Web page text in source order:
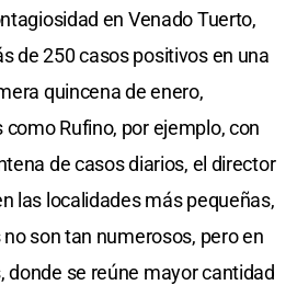
en Venado Tuerto,
de 250 casos positivos en una
quincena de enero,
Rufino, por ejemplo, con
de casos diarios, el director
las localidades más pequeñas,
son tan numerosos, pero en
donde se reúne mayor cantidad